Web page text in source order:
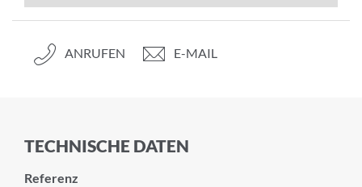
ANRUFEN E-MAIL
TECHNISCHE DATEN
Referenz